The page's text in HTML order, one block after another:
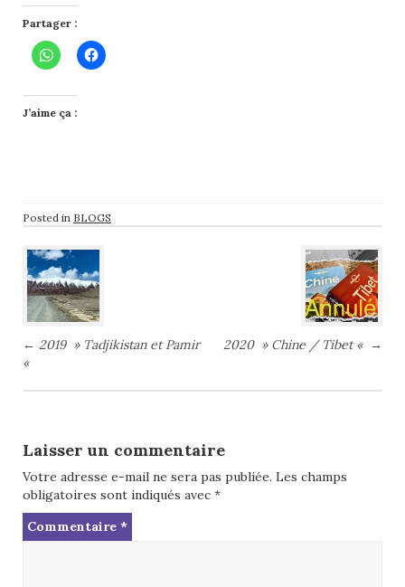
Partager :
J’aime ça :
Posted in BLOGS
navigation
← 2019 » Tadjikistan et Pamir
«
2020 » Chine / Tibet « →
Laisser un commentaire
Votre adresse e-mail ne sera pas publiée. Les champs
obligatoires sont indiqués avec *
Commentaire *